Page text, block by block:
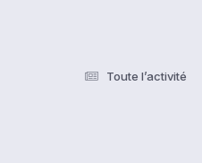
Toute l’activité